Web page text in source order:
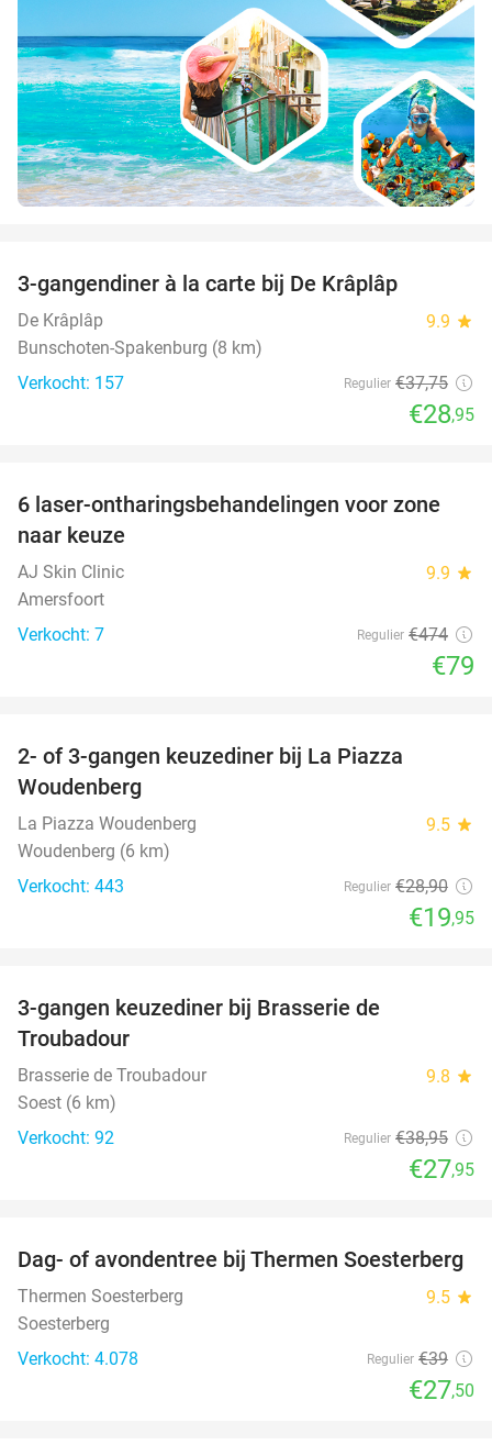
3-gangendiner à la carte bij De Krâplâp
De Krâplâp 9.9 star
Bunschoten-Spakenburg (8 km)
Verkocht: 157
Regulier €37,75
€28,95
83%
6 laser-ontharingsbehandelingen voor zone
naar keuze
AJ Skin Clinic 9.9 star
Amersfoort
Verkocht: 7
Regulier €474
€79
2- of 3-gangen keuzediner bij La Piazza
Woudenberg
La Piazza Woudenberg 9.5 star
Woudenberg (6 km)
Verkocht: 443
Regulier €28,90
€19,95
3-gangen keuzediner bij Brasserie de
Troubadour
Brasserie de Troubadour 9.8 star
Soest (6 km)
Verkocht: 92
Regulier €38,95
€27,95
29%
Dag- of avondentree bij Thermen Soesterberg
Thermen Soesterberg 9.5 star
Soesterberg
Verkocht: 4.078
Regulier €39
€27,50